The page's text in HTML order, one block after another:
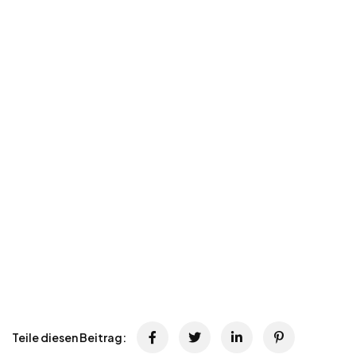
Teile diesen Beitrag: